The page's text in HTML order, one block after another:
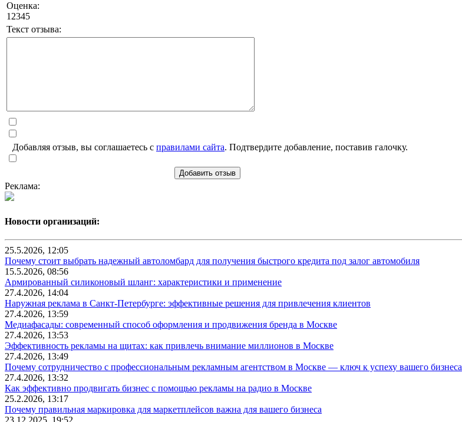
Оценка:
1 2345
Текст отзыва:
Добавляя отзыв, вы соглашаетесь с правилами сайта. Подтвердите добавление, поставив галочку.
Добавить отзыв
Реклама:
Новости организаций:
25.5.2026, 12:05
Почему стоит выбрать надежный автоломбард для получения быстрого кредита под залог автомобиля
15.5.2026, 08:56
Армированный силиконовый шланг: характеристики и применение
27.4.2026, 14:04
Наружная реклама в Санкт-Петербурге: эффективные решения для привлечения клиентов
27.4.2026, 13:59
Медиафасады: современный способ оформления и продвижения бренда в Москве
27.4.2026, 13:53
Эффективность рекламы на щитах: как привлечь внимание миллионов в Москве
27.4.2026, 13:49
Почему сотрудничество с профессиональным рекламным агентством в Москве — ключ к успеху вашего бизнеса
27.4.2026, 13:32
Как эффективно продвигать бизнес с помощью рекламы на радио в Москве
25.2.2026, 13:17
Почему правильная маркировка для маркетплейсов важна для вашего бизнеса
23.12.2025, 19:52